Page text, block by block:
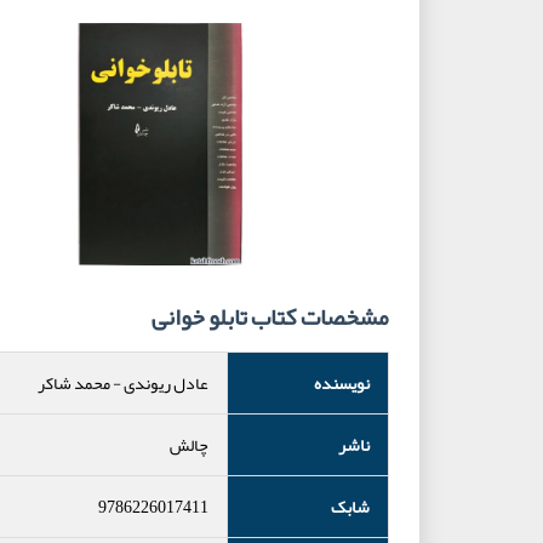
مشخصات کتاب تابلو خوانی
نویسنده عادل ریوندی-محمد شاکر
ناشر
چالش
شابک
9786226017411